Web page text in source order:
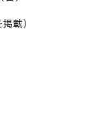
載）